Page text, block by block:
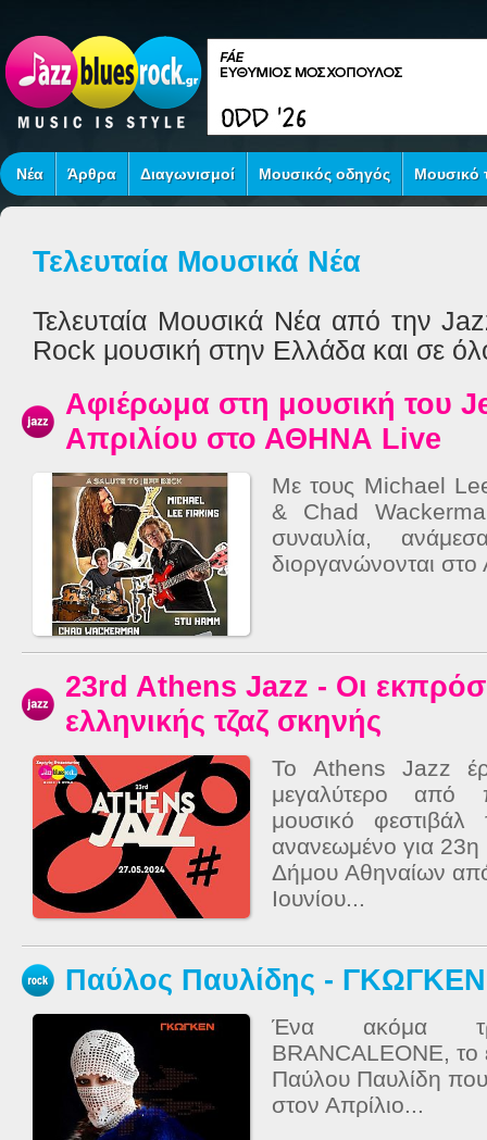
Νέα Άρθρα Διαγωνισμοί Μουσικός οδηγός Μουσικό
Τελευταία Μουσικά Νέα
Τελευταία Μουσικά Νέα από την
Rock μουσική στην Ελλάδα και σε
Αφιέρωμα στη μουσική του
Απριλίου στο ΑΘΗΝΑ Live
Με τους Michael
& Chad
συναυλία,
διοργανώνονται
23rd Athens Jazz - Οι
ελληνικής τζαζ σκηνής
Το Athens Jazz
μεγαλύτερο από
μουσικό φεστιβάλ
ανανεωμένο για
Δήμου Αθηναίων
Ιουνίου...
Παύλος Παυλίδης -
Ένα ακόμα
BRANCALEONE, το
Παύλου Παυλίδη
στον Απρίλιο...